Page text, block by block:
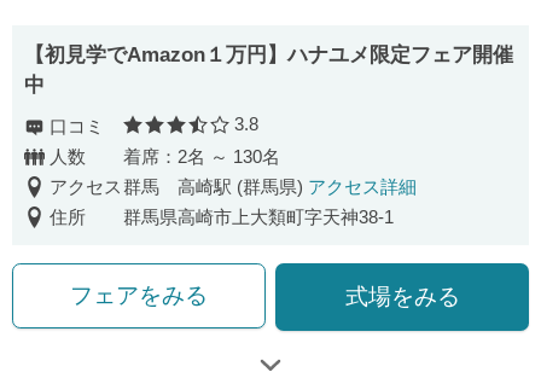
【初見学でAmazon１万円】ハナユメ限定フェア開催
中
口コミ 口コミ評価
3.8
人数
着席：2名 ～ 130名
アクセス群馬 高崎駅 (群馬県) アクセス詳細
住所
群馬県高崎市上大類町字天神38-1
フェアをみる 式場をみる